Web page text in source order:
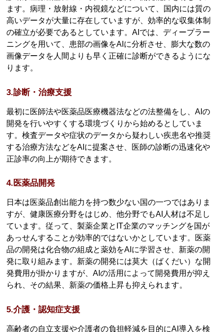
ます。病理・放射線・内視鏡などについて、国内には質の
高いデータが大量に存在していますが、効率的な収集体制
の確立が必要であるとしています。AIでは、ディープラー
ニングを用いて、患部の画像をAIに分析させ、膨大な数の
画像データを人間よりも早く正確に診断ができるようにな
ります。
3.診断・治療支援
最初に医師法や医薬品医療機器法などの法整備をし、AIの
開発を行いやすくする環境づくりから始めるとしていま
す。検査データや症状のデータから疑わしい疾患名や推奨
する治療方法などをAIに提案させ、医師の診断の迅速化や
正診率の向上が期待できます。
4.医薬品開発
日本は医薬品創出能力を持つ数少ない国の一つではありま
すが、健康医療分野をはじめ、他分野でもAI人材は不足し
ています。従って、製薬企業とIT企業のマッチングを国が
あっせんすることが効率的ではないかとしています。医薬
品の開発は化合物の組成と薬効をAIに学習させ、新薬の開
発に取り組みます。新薬の開発には莫大（ばくだい）な開
発費用が掛かりますが、AIの活用によって開発費用が抑え
られ、その結果、新薬の価格上昇も抑えられます。
5.介護・認知症支援
高齢者の自立支援や介護者の負担軽減を目的にAI導入を検